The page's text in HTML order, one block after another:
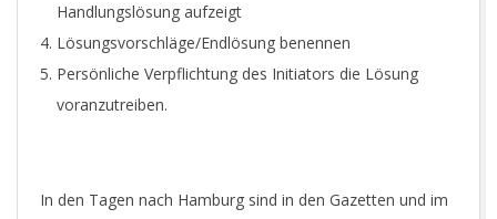
Handlungslösung aufzeigt
Lösungsvorschläge/Endlösung benennen
Persönliche Verpflichtung des Initiators die Lösung
voranzutreiben.
In den Tagen nach Hamburg sind in den Gazetten und im